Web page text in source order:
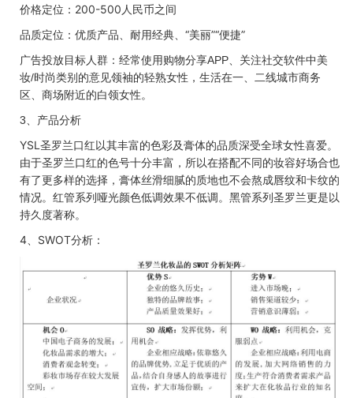
价格定位： 200-500 人民币之间
品质定位：优质产品、耐用经典 、“美丽”“便捷”
广告投放目标人群：经常使用购物分享APP 、关注社交软件中美
妆/时尚类别的意见领袖的轻熟女性，生活在一、二线城市商务
区、商场附近的白领女性。
3 、产品分析
YSL 圣罗兰口红以其丰富的色彩及膏体的品质深受全球女性喜爱。
由于圣罗兰口红的色号十分丰富，所以在搭配不同的妆容好场合也
有了更多样的选择，膏体丝滑细腻的质地也不会熬成唇纹和卡纹的
情况。红管系列哑光颜色低调效果不低调。黑管系列圣罗兰更是以
持久度著称。
4
SWOT分析：